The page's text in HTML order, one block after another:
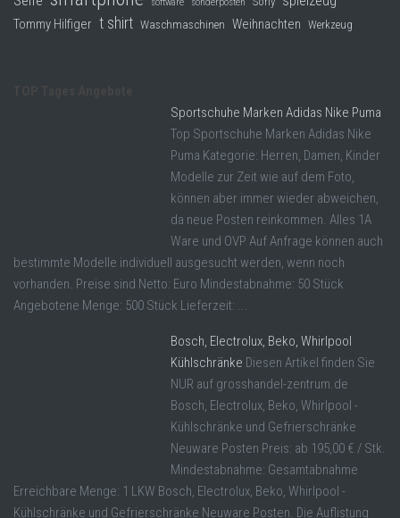
Tommy Hilfiger t shirt Waschmaschinen Weihnachten Werkzeug
Sportschuhe Marken Adidas Nike Puma
Top Sportschuhe Marken Adidas Nike
Puma Kategorie: Herren, Damen, Kinder
Modelle zur Zeit wie auf dem Foto,
können aber immer wieder abweichen,
da neue Posten reinkommen. Alles 1A
Ware und OVP Auf Anfrage können auch
bestimmte Modelle individuell ausgesucht werden, wenn noch
vorhanden. Preise sind Netto: Euro Mindestabnahme: 50 Stück
Angebotene Menge: 500 Stück Lieferzeit: ...
Bosch, Electrolux, Beko, Whirlpool
Kühlschränke Diesen Artikel finden Sie
NUR auf grosshandel-zentrum.de
Bosch, Electrolux, Beko, Whirlpool -
Kühlschränke und Gefrierschränke
Neuware Posten Preis: ab 195,00 € / Stk.
Mindestabnahme: Gesamtabnahme
Erreichbare Menge: 1 LKW Bosch, Electrolux, Beko, Whirlpool -
Kühlschränke und Gefrierschränke Neuware Posten. Die Auflistung